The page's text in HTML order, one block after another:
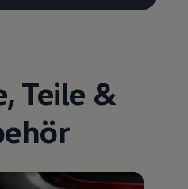
, Teile &